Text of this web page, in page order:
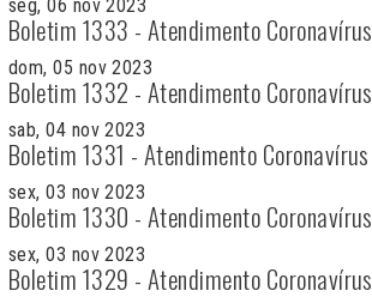
seg, 06 nov 2023
Boletim 1333 - Atendimento Coronavírus
dom, 05 nov 2023
Boletim 1332 - Atendimento Coronavírus
sab, 04 nov 2023
Boletim 1331 - Atendimento Coronavírus
sex, 03 nov 2023
Boletim 1330 - Atendimento Coronavírus
sex, 03 nov 2023
Boletim 1329 - Atendimento Coronavírus